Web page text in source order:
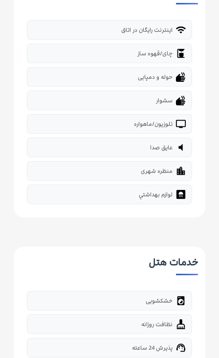
wifi اینترنت رایگان در اتاق
coffee_maker چای/قهوه ساز
dry حوله و دمپایی
dry سشوار
tv تلوزیون/ماهواره
volume_mute عایق صدا
location_city منظره شهری
bathroom لوازم بهداشتي
خدمات هتل
local_laundry_service خشکشویی
cleaning_services نظافت روزانه
support_agent پذیرش 24 ساعته